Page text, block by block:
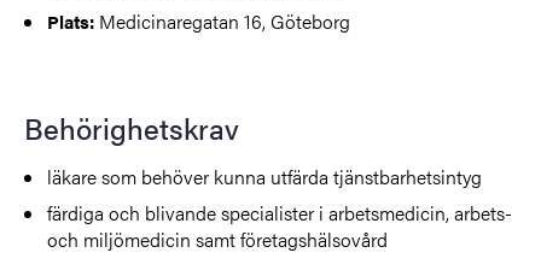
Plats: Medicinaregatan 16, Göteborg
Behörighetskrav
läkare som behöver kunna utfärda tjänstbarhetsintyg
färdiga och blivande specialister i arbetsmedicin, arbets-
och miljömedicin samt företagshälsovård